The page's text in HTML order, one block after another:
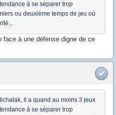
à se séparer trop
ou deuxième temps de jeu où
face à une défense digne de ce
il a quand au moins 3 jeux
à se séparer trop